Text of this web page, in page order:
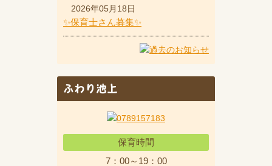
2026年05月18日
✨保育士さん募集✨
ふわり池上
保育時間
7：00～19：00